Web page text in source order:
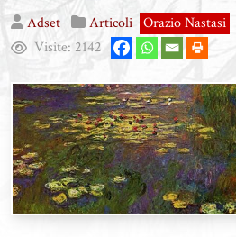
Adset Articoli Orazio Nastasi
Visite: 2142